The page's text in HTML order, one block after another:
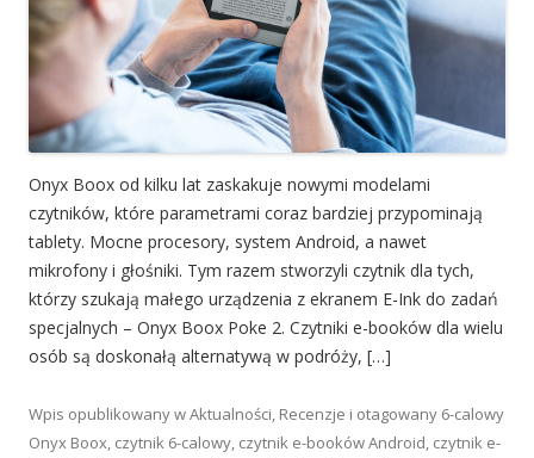
Onyx Boox od kilku lat zaskakuje nowymi modelami
czytników, które parametrami coraz bardziej przypominają
tablety. Mocne procesory, system Android, a nawet
mikrofony i głośniki. Tym razem stworzyli czytnik dla tych,
którzy szukają małego urządzenia z ekranem E-Ink do zadań
specjalnych – Onyx Boox Poke 2. Czytniki e-booków dla wielu
osób są doskonałą alternatywą w podróży, […]
Wpis opublikowany wAktualności, Recenzje i otagowany 6-calowy
Onyx Boox, czytnik 6-calowy, czytnik e-booków Android, czytnik e-